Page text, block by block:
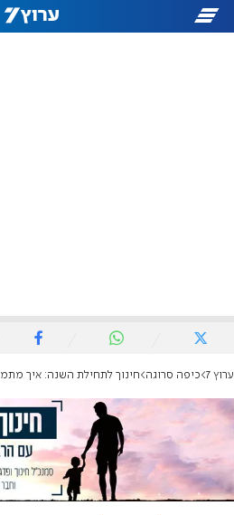
ערוץ 7 כיפה סרוגה חינוך לתחילת השנה: איך